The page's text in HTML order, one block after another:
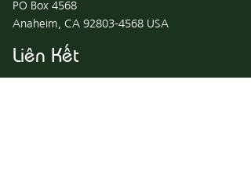
PO Box 4568
Anaheim, CA 92803-4568 USA
Liên Kết